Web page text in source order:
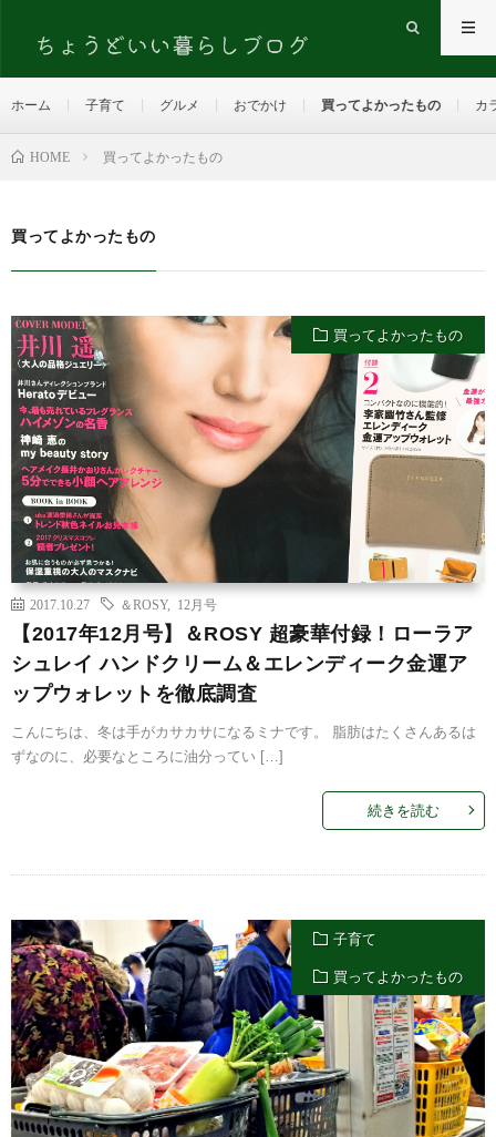
ホーム 子育て グルメ おでかけ 買ってよかったもの カ
HOME 買ってよかったもの
買ってよかったもの
買ってよかったもの
2017.10.27 ＆ROSY, 12月号
【2017年12月号】＆ROSY 超豪華付録！ローラア
シュレイ ハンドクリーム＆エレンディーク金運ア
ップウォレットを徹底調査
こんにちは、冬は手がカサカサになるミナです。 脂肪はたくさんあるは
ずなのに、必要なところに油分ってい […]
続きを読む
子育て
買ってよかったもの